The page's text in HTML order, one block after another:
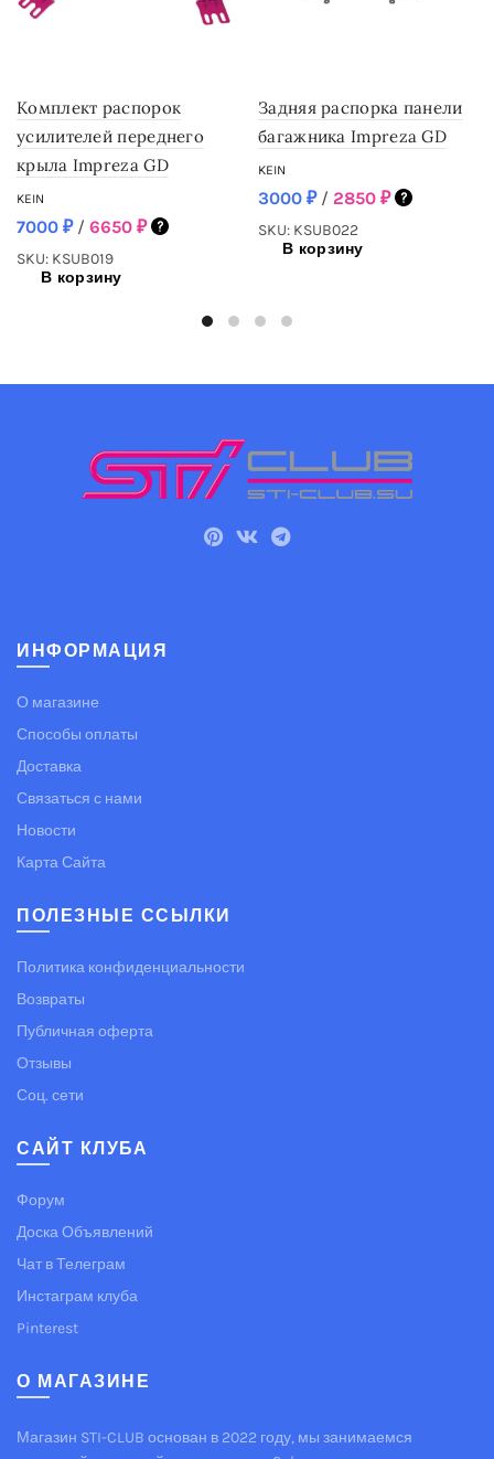
Комплект распорок
усилителей переднего
крыла Impreza GD
KEIN
7000 ₽ / 6650 ₽
SKU: KSUB019
В корзину
Задняя распорка панели
багажника Impreza GD
KEIN
3000 ₽ / 2850 ₽
SKU: KSUB022
В корзину
ИНФОРМАЦИЯ
О магазине
Способы оплаты
Доставка
Связаться с нами
Новости
Карта Сайта
ПОЛЕЗНЫЕ ССЫЛКИ
Политика конфиденциальности
Возвраты
Публичная оферта
Отзывы
Соц. сети
САЙТ КЛУБА
Форум
Доска Объявлений
Чат в Телеграм
Инстаграм клуба
Pinterest
О МАГАЗИНЕ
Магазин STI-CLUB основан в 2022 году, мы занимаемся